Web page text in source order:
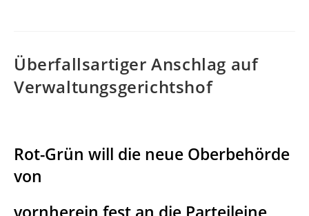
Überfallsartiger Anschlag auf
Verwaltungsgerichtshof
Rot-Grün will die neue Oberbehörde
von